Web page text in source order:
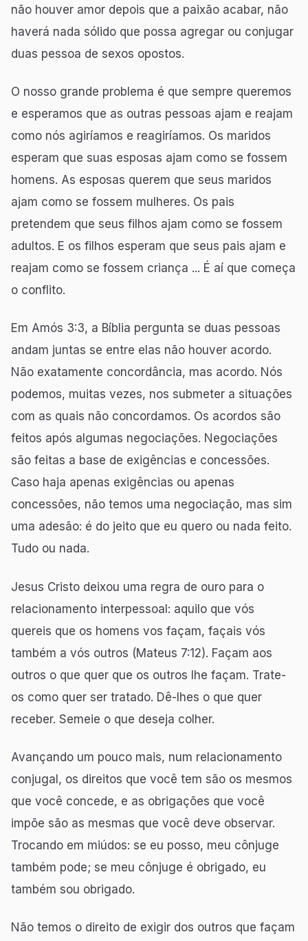
não houver amor depois que a paixão acabar, não
haverá nada sólido que possa agregar ou conjugar
duas pessoa de sexos opostos.
O nosso grande problema é que sempre queremos
e esperamos que as outras pessoas ajam e reajam
como nós agiríamos e reagiríamos. Os maridos
esperam que suas esposas ajam como se fossem
homens. As esposas querem que seus maridos
ajam como se fossem mulheres. Os pais
pretendem que seus filhos ajam como se fossem
adultos. E os filhos esperam que seus pais ajam e
reajam como se fossem criança ... É aí que começa
o conflito.
Em Amós 3:3, a Bíblia pergunta se duas pessoas
andam juntas se entre elas não houver acordo.
Não exatamente concordância, mas acordo. Nós
podemos, muitas vezes, nos submeter a situações
com as quais não concordamos. Os acordos são
feitos após algumas negociações. Negociações
são feitas a base de exigências e concessões.
Caso haja apenas exigências ou apenas
concessões, não temos uma negociação, mas sim
uma adesão: é do jeito que eu quero ou nada feito.
Tudo ou nada.
Jesus Cristo deixou uma regra de ouro para o
relacionamento interpessoal: aquilo que vós
quereis que os homens vos façam, façais vós
também a vós outros (Mateus 7:12). Façam aos
outros o que quer que os outros lhe façam. Trate-
os como quer ser tratado. Dê-lhes o que quer
receber. Semeie o que deseja colher.
Avançando um pouco mais, num relacionamento
conjugal, os direitos que você tem são os mesmos
que você concede, e as obrigações que você
impõe são as mesmas que você deve observar.
Trocando em miúdos: se eu posso, meu cônjuge
também pode; se meu cônjuge é obrigado, eu
também sou obrigado.
Não temos o direito de exigir dos outros que façam